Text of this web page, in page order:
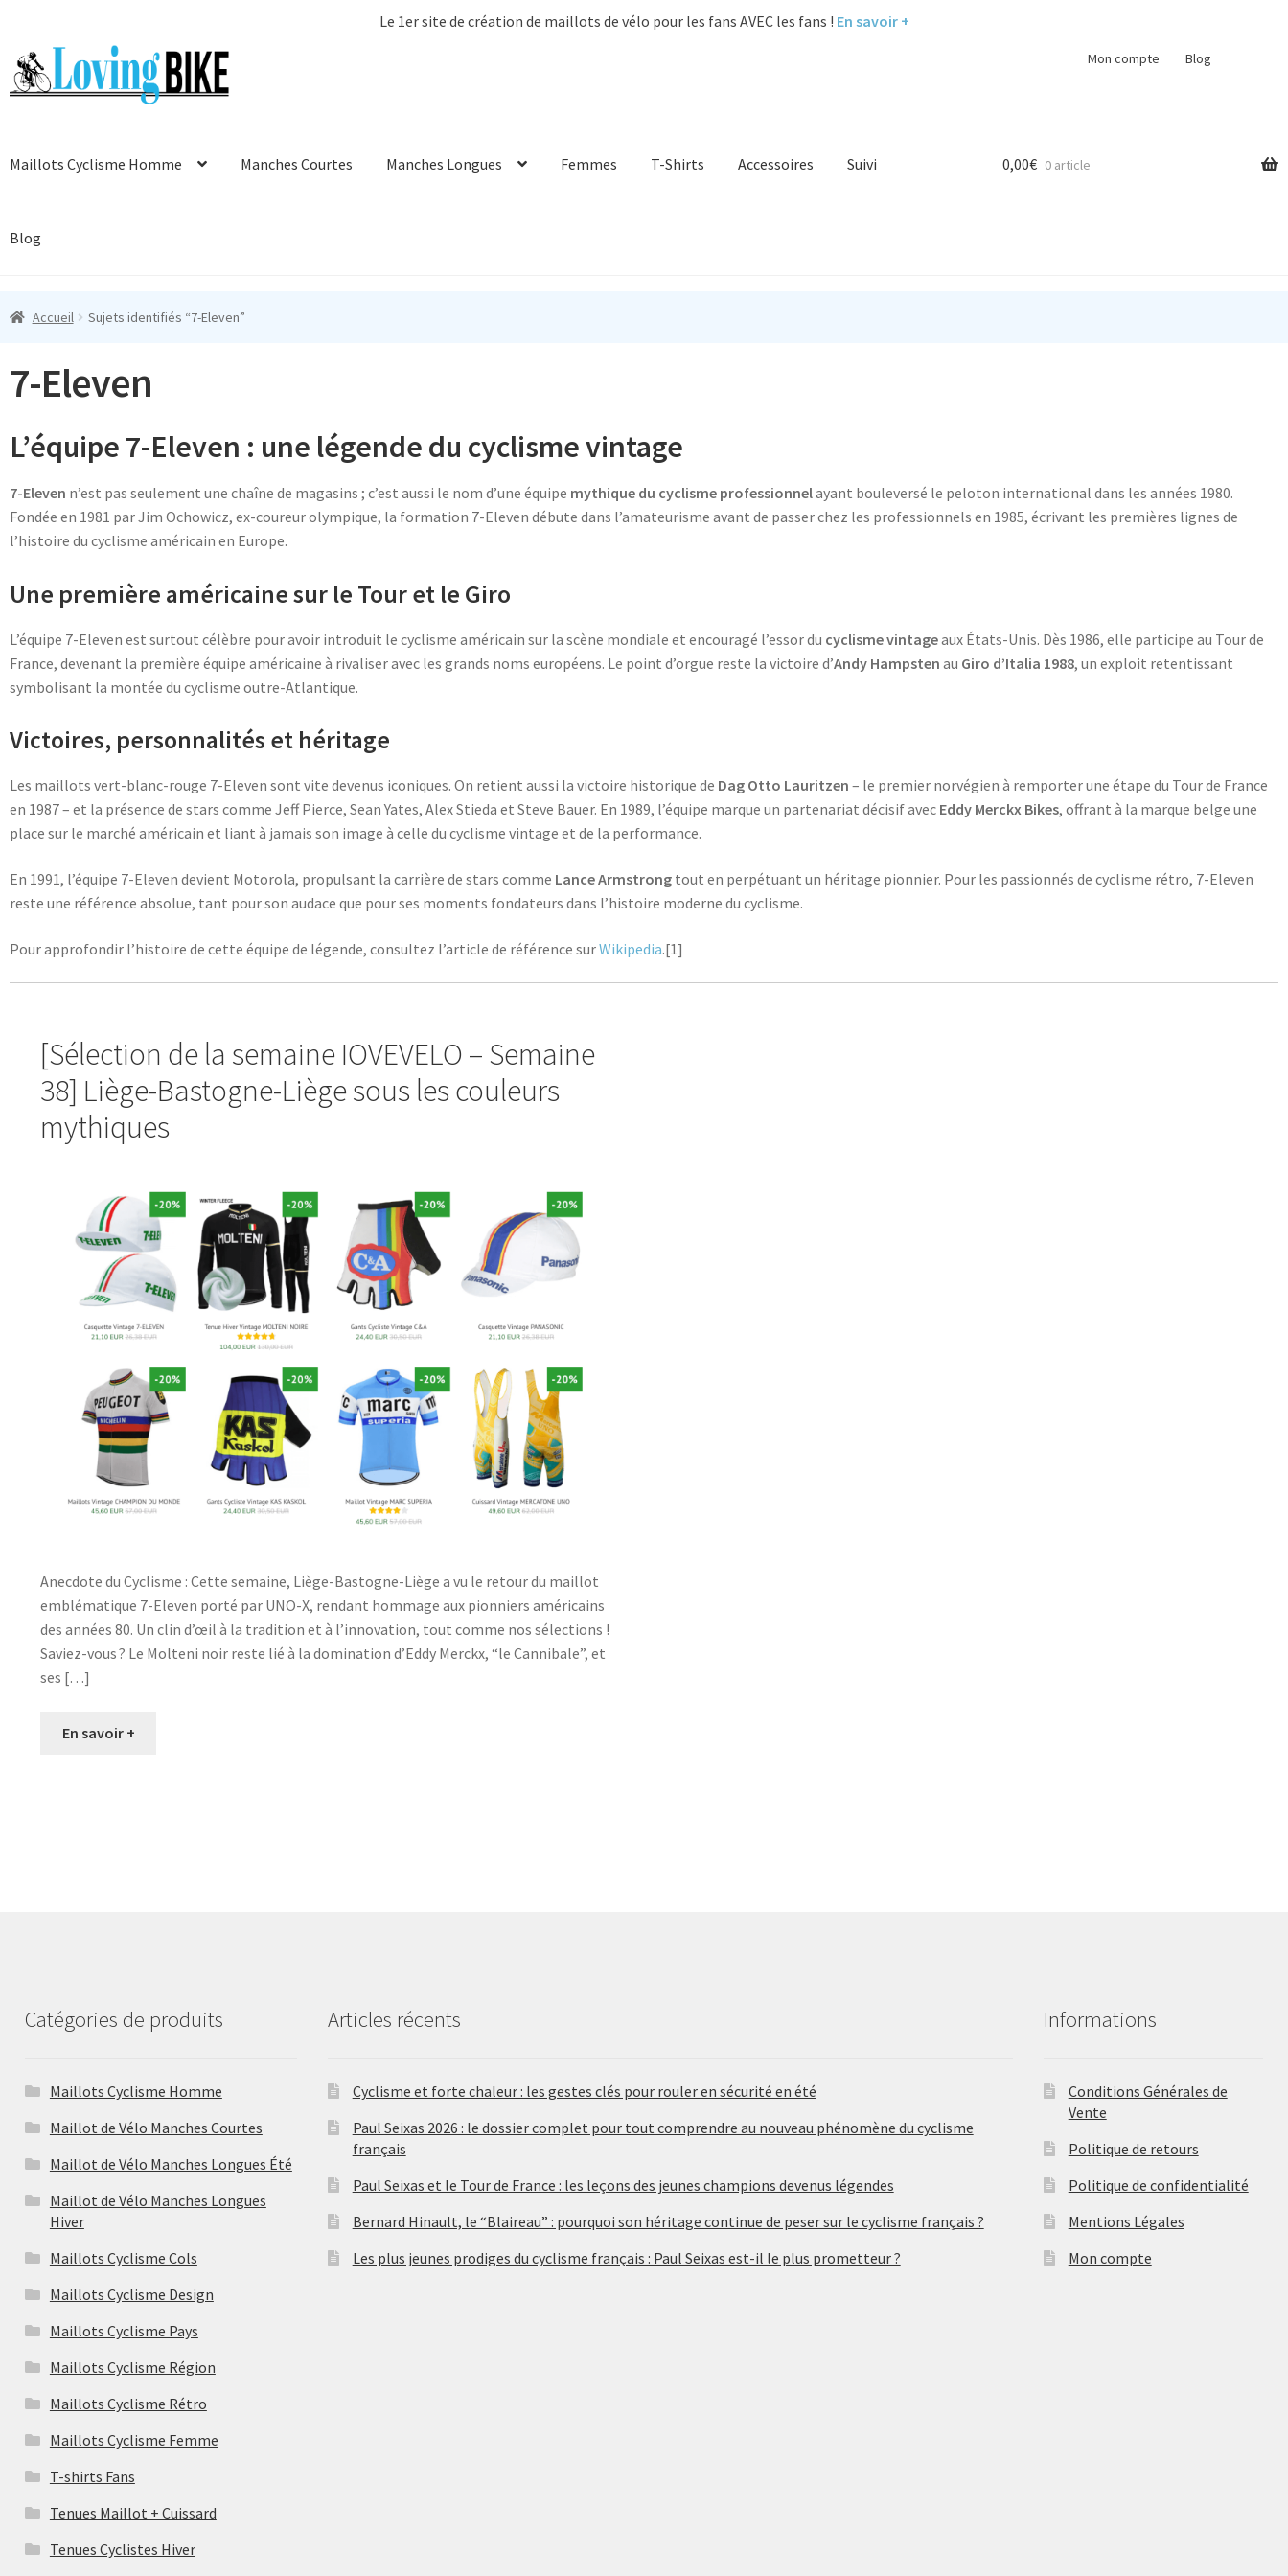
Le 1er site de création de maillots de vélo pour les fans AVEC les fans ! En savoir +
Aller
à
la
Aller
au
contenu
Mon compte Blog
Maillots Cyclisme Homme Manches Courtes Manches Longues Femmes T-Shirts Accessoires Suivi
Blog
0,00€ 0 article
Accueil Sujets identifiés “7-Eleven”
7-Eleven
L’équipe 7-Eleven : une légende du cyclisme vintage
7-Eleven n’est pas seulement une chaîne de magasins ; c’est aussi le nom d’une équipe mythique du cyclisme professionnelayant bouleversé le peloton international dans les années 1980.
Fondée en 1981 par Jim Ochowicz, ex-coureur olympique, la formation 7-Eleven débute dans l’amateurisme avant de passer chez les professionnels en 1985, écrivant les premières lignes de
l’histoire du cyclisme américain en Europe.
Une première américaine sur le Tour et le Giro
L’équipe 7-Eleven est surtout célèbre pour avoir introduit le cyclisme américain sur la scène mondiale et encouragé l’essor du cyclisme vintageaux États-Unis. Dès 1986, elle participe au Tour de
France, devenant la première équipe américaine à rivaliser avec les grands noms européens. Le point d’orgue reste la victoire d’Andy Hampsten au Giro d’Italia 1988, un exploit retentissant
symbolisant la montée du cyclisme outre-Atlantique.
Victoires, personnalités et héritage
Les maillots vert-blanc-rouge 7-Eleven sont vite devenus iconiques. On retient aussi la victoire historique de Dag Otto Lauritzen – le premier norvégien à remporter une étape du Tour de France
en 1987 – et la présence de stars comme Jeff Pierce, Sean Yates, Alex Stieda et Steve Bauer. En 1989, l’équipe marque un partenariat décisif avec Eddy Merckx Bikes, offrant à la marque belge une
place sur le marché américain et liant à jamais son image à celle du cyclisme vintage et de la performance.
En 1991, l’équipe 7-Eleven devient Motorola, propulsant la carrière de stars comme Lance Armstrong tout en perpétuant un héritage pionnier. Pour les passionnés de cyclisme rétro, 7-Eleven
reste une référence absolue, tant pour son audace que pour ses moments fondateurs dans l’histoire moderne du cyclisme.
Pour approfondir l’histoire de cette équipe de légende, consultez l’article de référence surWikipedia.[1]
[Sélection de la semaine IOVEVELO – Semaine
38] Liège-Bastogne-Liège sous les couleurs
mythiques
Anecdote du Cyclisme : Cette semaine, Liège-Bastogne-Liège a vu le retour du maillot
emblématique 7-Eleven porté par UNO-X, rendant hommage aux pionniers américains
des années 80. Un clin d’œil à la tradition et à l’innovation, tout comme nos sélections !
Saviez-vous ? Le Molteni noir reste lié à la domination d’Eddy Merckx, “le Cannibale”, et
ses […]
En savoir +
Catégories de produits
Maillots Cyclisme Homme
Maillot de Vélo Manches Courtes
Maillot de Vélo Manches Longues Été
Maillot de Vélo Manches Longues
Hiver
Maillots Cyclisme Cols
Maillots Cyclisme Design
Maillots Cyclisme Pays
Maillots Cyclisme Région
Maillots Cyclisme Rétro
Maillots Cyclisme Femme
T-shirts Fans
Tenues Maillot + Cuissard
Tenues Cyclistes Hiver
Articles récents
Cyclisme et forte chaleur : les gestes clés pour rouler en sécurité en été
Paul Seixas 2026 : le dossier complet pour tout comprendre au nouveau phénomène du cyclisme
français
Paul Seixas et le Tour de France : les leçons des jeunes champions devenus légendes
Bernard Hinault, le “Blaireau” : pourquoi son héritage continue de peser sur le cyclisme français ?
Les plus jeunes prodiges du cyclisme français : Paul Seixas est-il le plus prometteur ?
Informations
Conditions Générales de
Vente
Politique de retours
Politique de confidentialité
Mentions Légales
Mon compte